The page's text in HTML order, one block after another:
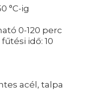
°C-ig
0-120 perc
idő: 10
acél, talpa